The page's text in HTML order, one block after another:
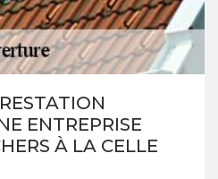
ENTREPRISE
À LA CELLE